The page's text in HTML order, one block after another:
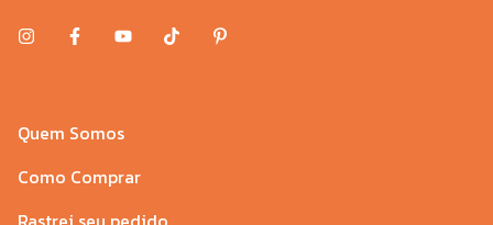
Quem Somos
Como Comprar